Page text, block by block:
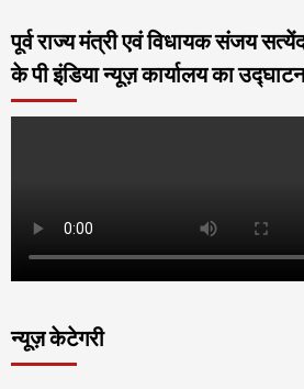
पूर्व राज्य मंत्री एवं विधायक संजय
के पी इंडिया न्यूज़ कार्यालय का उद्घाटन
न्यूज़ केटेगरी